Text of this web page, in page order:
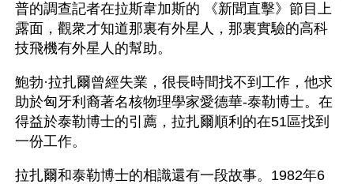
普的調查記者在拉斯韋加斯的 《新聞直擊》節目上
露面，觀衆才知道那裏有外星人，那裏實驗的高科
技飛機有外星人的幫助。
鮑勃·拉扎爾曾經失業，很長時間找不到工作，他求
助於匈牙利裔著名核物理學家愛德華-泰勒博士。在
得益於泰勒博士的引薦，拉扎爾順利的在51區找到
一份工作。
拉扎爾和泰勒博士的相識還有一段故事。1982年6